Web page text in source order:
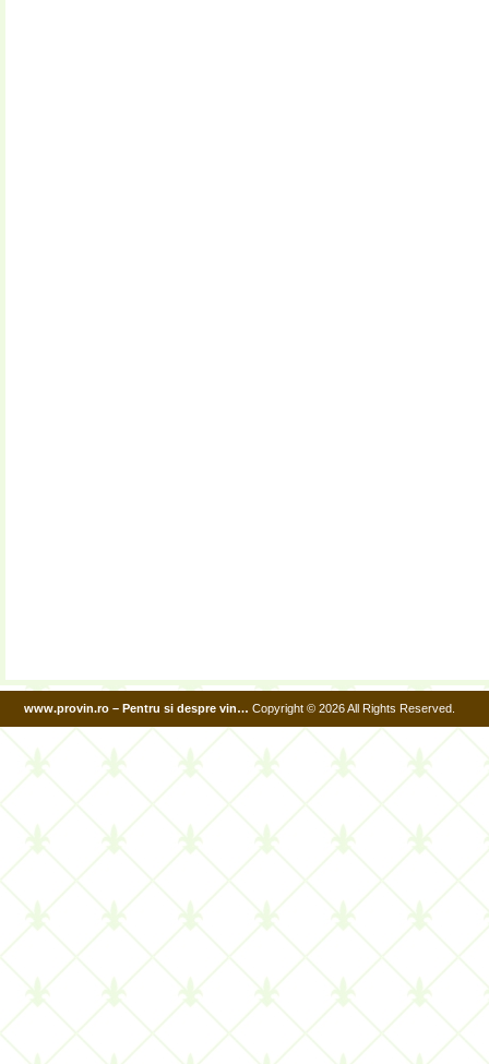
www.provin.ro – Pentru si despre vin… Copyright © 2026 All Rights Reserved.